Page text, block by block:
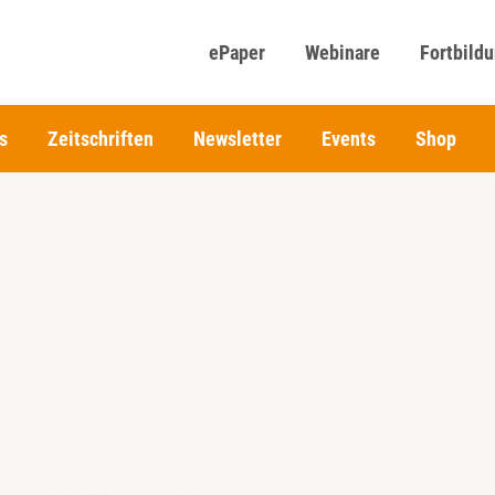
ePaper Webinare
Zeitschriften Newsletter Events Shop